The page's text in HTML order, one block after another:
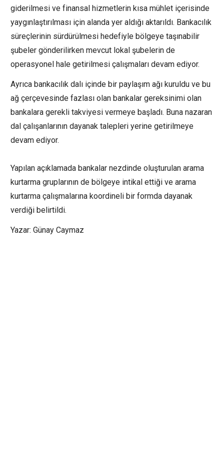
giderilmesi ve finansal hizmetlerin kısa mühlet içerisinde
yaygınlaştırılması için alanda yer aldığı aktarıldı. Bankacılık
süreçlerinin sürdürülmesi hedefiyle bölgeye taşınabilir
şubeler gönderilirken mevcut lokal şubelerin de
operasyonel hale getirilmesi çalışmaları devam ediyor.
Ayrıca bankacılık dalı içinde bir paylaşım ağı kuruldu ve bu
ağ çerçevesinde fazlası olan bankalar gereksinimi olan
bankalara gerekli takviyesi vermeye başladı. Buna nazaran
dal çalışanlarının dayanak talepleri yerine getirilmeye
devam ediyor.
Yapılan açıklamada bankalar nezdinde oluşturulan arama
kurtarma gruplarının de bölgeye intikal ettiği ve arama
kurtarma çalışmalarına koordineli bir formda dayanak
verdiği belirtildi.
Yazar: Günay Caymaz